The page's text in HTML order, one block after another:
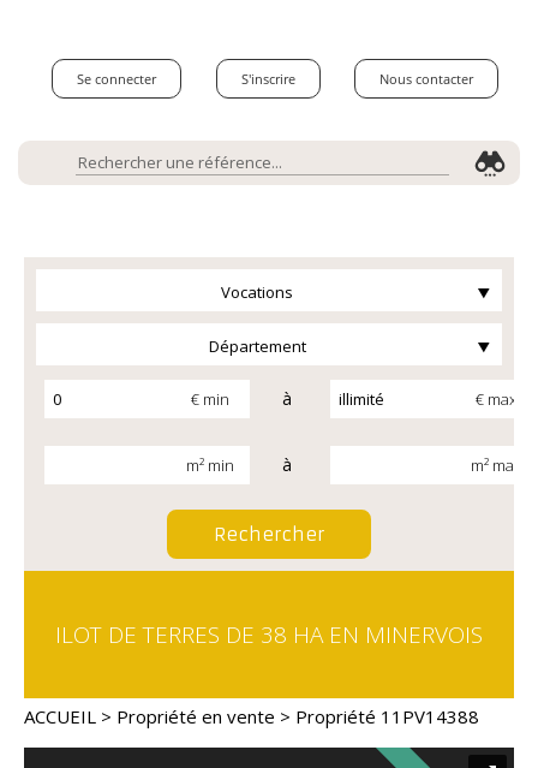
Se connecter S'inscrire Nous contacter
Vocations
Département
€ min à € max
m² min à m² max
ILOT DE TERRES DE 38 HA EN MINERVOIS
ACCUEIL > Propriété en vente > Propriété 11PV14388